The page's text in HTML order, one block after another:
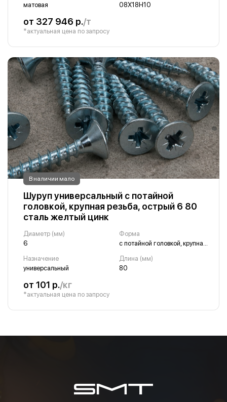
матовая
08Х18Н10
от 327 946 р./т
*актуальная цена по запросу
В наличии мало
Шуруп универсальный с потайной
головкой, крупная резьба, острый 6 80
сталь желтый цинк
Диаметр (мм)
6
Форма
Назначение
универсальный
Длина (мм)
80
от 101 р./кг
*актуальная цена по запросу